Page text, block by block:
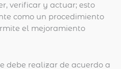
verificar y actuar; esto
como un procedimiento
el mejoramiento
debe realizar de acuerdo a